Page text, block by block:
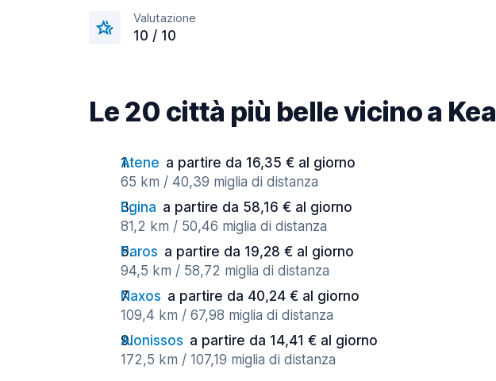
Valutazione
10 / 10
Le 20 città più belle vicino a Kea
Atene a partire da 16,35 € al giorno
65 km / 40,39 miglia di distanza
Egina a partire da 58,16 € al giorno
81,2 km / 50,46 miglia di distanza
Paros a partire da 19,28 € al giorno
94,5 km / 58,72 miglia di distanza
Naxos a partire da 40,24 € al giorno
109,4 km / 67,98 miglia di distanza
Alonissos a partire da 14,41 € al giorno
172,5 km / 107,19 miglia di distanza